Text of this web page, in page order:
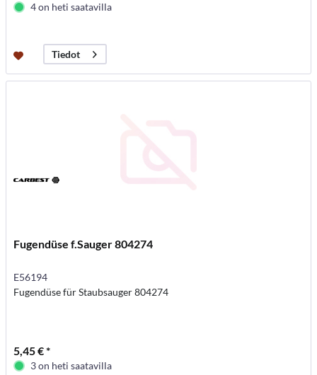
4 on heti saatavilla
Tiedot
Fugendüse f.Sauger 804274
E56194
Fugendüse für Staubsauger 804274
5,45 € *
3 on heti saatavilla